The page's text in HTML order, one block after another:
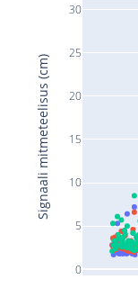
0
5
10
15
20
25
30
Signaali mitmeteelisus (cm)